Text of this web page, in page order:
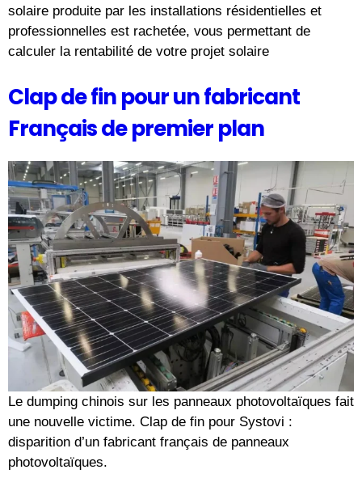
solaire produite par les installations résidentielles et
professionnelles est rachetée, vous permettant de
calculer la rentabilité de votre projet solaire
Clap de fin pour un fabricant
Français de premier plan
Le dumping chinois sur les panneaux photovoltaïques fait
une nouvelle victime. Clap de fin pour Systovi :
disparition d’un fabricant français de panneaux
photovoltaïques.